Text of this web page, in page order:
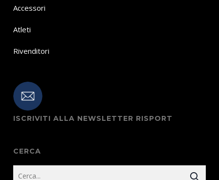
Accessori
Atleti
Rivenditori
ISCRIVITI ALLA NEWSLETTER RISPORT
CERCA